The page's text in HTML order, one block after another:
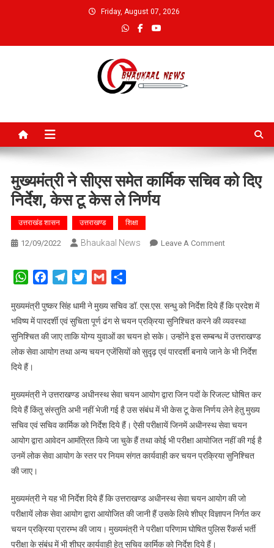
Friday, August 07, 2026
मुख्यमंत्री ने सीएस समेत कार्मिक सचिव को दिए
निर्देश, केस टू केस ले निर्णय
उत्तराखंड शासन उत्तराखण्ड शिक्षा
12/09/2022 Bhaukaal News Leave A CommentOn
समेत
कार्मिक
सचिव
को
दिए
टू
केस
ले
निर्णय
WhatsAppFacebookTelegramTwitterGmail
मुख्यमंत्री पुष्कर सिंह धामी ने मुख्य सचिव डॉ. एस.एस. सन्धु को निर्देश दिये हैं कि प्रदेश में
भविष्य में पारदर्शी एवं सुचिता पूर्ण ढंग से चयन प्रक्रिया सुनिश्चित करने की व्यवस्था
सुनिश्चित की जाए ताकि योग्य युवाओं का चयन हो सके। उन्होंने इस सम्बन्ध में उत्तराखण्ड
लोक सेवा आयोग तथा अन्य चयन एजेंसियों को सुदृढ़ एवं पारदर्शी बनाये जाने के भी निर्देश
दिये हैं।
मुख्यमंत्री ने उत्तराखण्ड अधीनस्थ सेवा चयन आयोग द्वारा जिन पदों के रिजल्ट घोषित कर
दिये हैं किंतु संस्तुति अभी नहीं भेजी गई है उस संबंध में भी केस टू केस निर्णय लेने हेतु मुख्य
सचिव एवं सचिव कार्मिक को निर्देश दिये हैं। ऐसी परीक्षायें जिनमें अधीनस्थ सेवा चयन
आयोग द्वारा आवेदन आमंत्रित किये जा चुके हैं तथा कोई भी परीक्षा आयोजित नहीं की गई है
उनमें लोक सेवा आयोग के स्तर पर नियम संगत कार्यवाही कर चयन प्रक्रिया सुनिश्चित
की जाए।
मुख्यमंत्री ने यह भी निर्देश दिये हैं कि उत्तराखण्ड अधीनस्थ सेवा चयन आयोग की जो
परीक्षायें लोक सेवा आयोग द्वारा आयोजित की जानी हैं उसके लिये शीघ्र विज्ञापन निर्गत कर
चयन प्रक्रिया प्रारम्भ की जाय। मुख्यमंत्री ने परीक्षा परिणाम घोषित पुलिस रैंकर्स भर्ती
परीक्षा के संबंध में भी शीघ्र कार्यवाही हेतु सचिव कार्मिक को निर्देश दिये हैं।